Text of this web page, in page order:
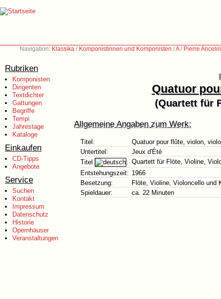
Navigation: Klassika / Komponistinnen und Komponisten /A/ Pierre
Rubriken
Komponisten
Dirigenten
Textdichter
Gattungen
Begriffe
Tempi
Jahrestage
Kataloge
Einkaufen
CD-Tipps
Angebote
Service
Suchen
Kontakt
Impressum
Datenschutz
Historie
Opernhäuser
Veranstaltungen
Quatuor
(Quartett für
Allgemeine Angaben zum Werk:
Titel:
Quatuor pour flûte, violon,
Untertitel:
Jeux d'Été
Titel
: Quartett für Flöte, Violine,
Entstehungszeit: 1966
Besetzung:
Flöte, Violine, Violoncello und
Spieldauer:
ca. 22 Minuten